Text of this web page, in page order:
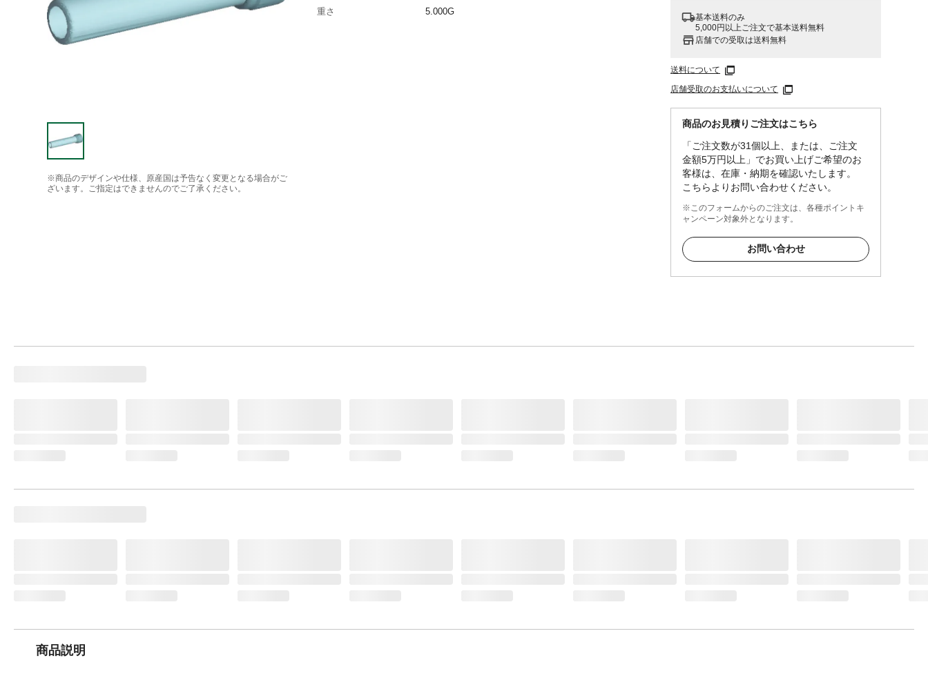
※商品のデザインや仕様、原産国は予告なく変更となる場合がご
ざいます。ご指定はできませんのでご了承ください。
基本送料のみ
5,000円以上ご注文で基本送料無料
店舗での受取は送料無料
送料について
店舗受取のお支払いについて
商品のお見積りご注文はこちら
「ご注文数が31個以上、または、ご注文
金額5万円以上」でお買い上げご希望のお
客様は、在庫・納期を確認いたします。
こちらよりお問い合わせください。
※このフォームからのご注文は、各種ポイントキ
ャンペーン対象外となります。
お問い合わせ
重さ
5.000G
商品説明